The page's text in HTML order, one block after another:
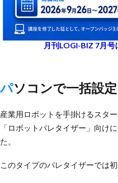
月刊LOGI-BIZ 7月
パソコンで一括設
産業用ロボットを手掛けるスタ
「ロボットパレタイザー」向け
た。
このタイプのパレタイザーでは